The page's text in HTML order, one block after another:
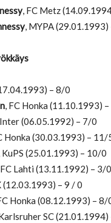
, FC Metz
, MYPA (29.01.1993)
– 8/0
, FC Honka (11.10.1993)
Inter (06.05.1992) – 7/0
Honka (30.03.1993) – 11/
KuPS (25.01.1993) – 10/0
FC Lahti (13.11.1992) – 3/0
(12.03.1993) – 9 / 0
Honka (08.12.1993) – 8/
SC (21.01.1994)